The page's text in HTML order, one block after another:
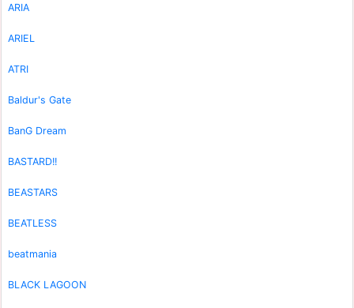
ARIA
ARIEL
ATRI
Baldur's Gate
BanG Dream
BASTARD!!
BEASTARS
BEATLESS
beatmania
BLACK LAGOON